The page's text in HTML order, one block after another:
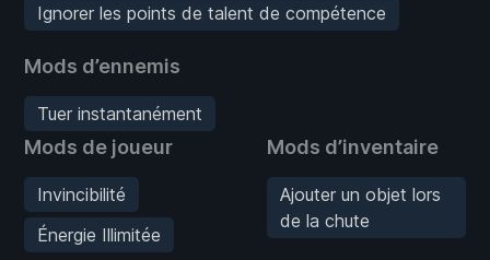
Ignorer les points de talent de compétence
Mods d’ennemis
Tuer instantanément
Mods de joueur
Invincibilité
Énergie Illimitée
Mods d’inventaire
Ajouter un objet lors
de la chute